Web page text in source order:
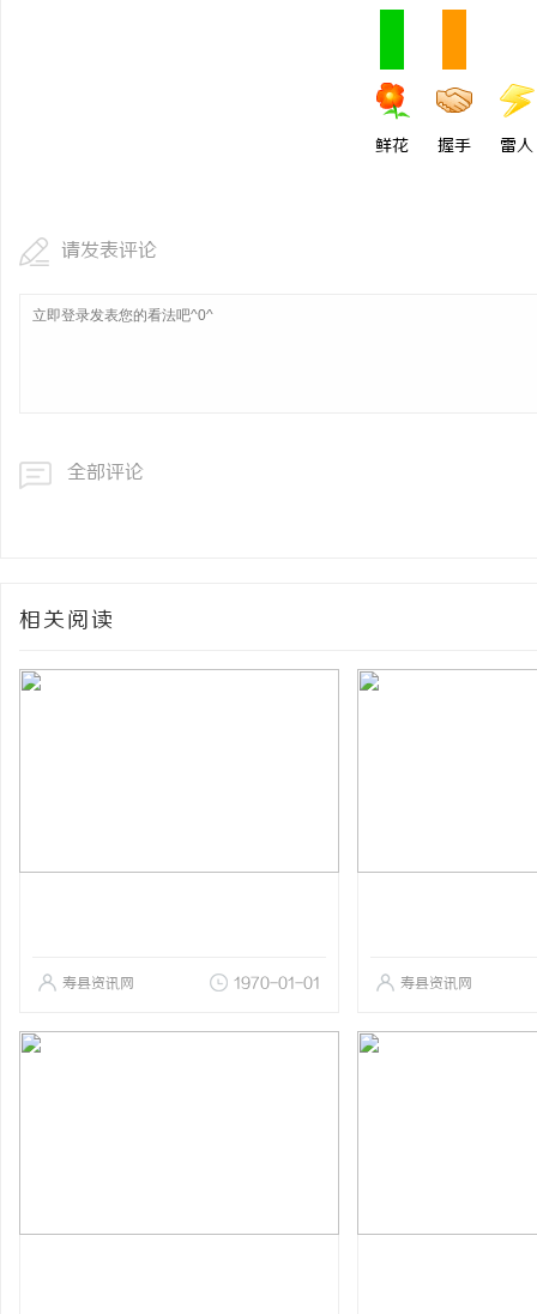
鲜花 握手 雷人
请发表评论
全部评论
相关阅读
寿县资讯网 1970-01-01 寿县资讯网